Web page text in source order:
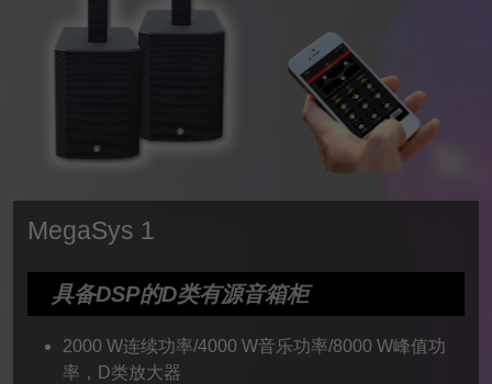
MegaSys 1
具备DSP的D类有源音箱柜
2000 W连续功率/4000 W音乐功率/8000 W峰值功
率，D类放大器